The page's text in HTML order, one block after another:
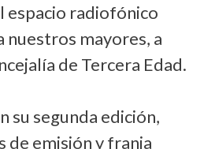
espacio radiofónico
nuestros mayores, a
de Tercera Edad.
su segunda edición,
de emisión y franja